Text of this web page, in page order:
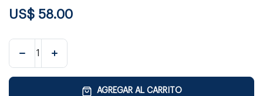
US$ 58.00
AGREGAR AL CARRITO